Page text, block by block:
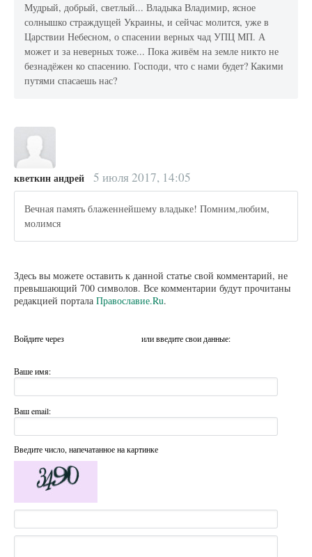
Мудрый, добрый, светлый... Владыка Владимир, ясное
солнышко страждущей Украины, и сейчас молится, уже в
Царствии Небесном, о спасении верных чад УПЦ МП. А
может и за неверных тоже... Пока живём на земле никто не
безнадёжен ко спасению. Господи, что с нами будет? Какими
путями спасаешь нас?
кветкин андрей 5 июля 2017, 14:05
Вечная память блаженнейшему владыке! Помним,любим,
молимся
Здесь вы можете оставить к данной статье свой комментарий, не
превышающий 700 символов. Все комментарии будут прочитаны
редакцией портала Православие.Ru.
Войдите через или введите свои данные:
Ваше имя:
Ваш email:
Введите число, напечатанное на картинке